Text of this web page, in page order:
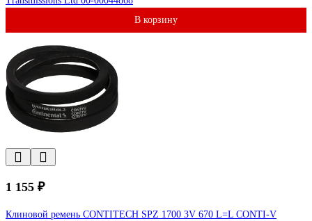
В корзину
1 155 ₽
Клиновой ремень CONTITECH SPZ 1700 3V 670 L=L CONTI-V